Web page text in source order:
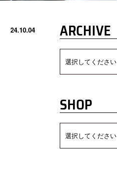
24.10.04 ARCHIVE
選択してください
SHOP
選択してください